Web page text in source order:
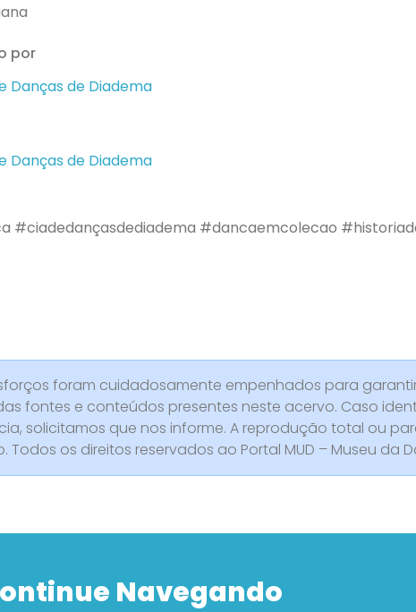
por
Danças de Diadema
Danças de Diadema
#ciadedançasdediadema #dancaemcolecao
foram cuidadosamente empenhados para
fontes e conteúdos presentes neste acervo. Caso
solicitamos que nos informe. A reprodução total ou
Todos os direitos reservados ao Portal MUD – Museu da
Navegando